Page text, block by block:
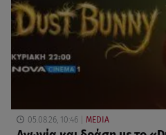
05.08.26, 10:46 MEDIA